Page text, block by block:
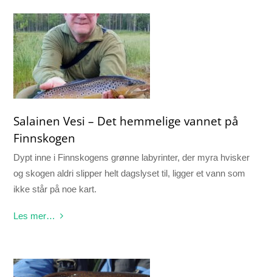
Salainen Vesi – Det hemmelige vannet på
Finnskogen
Dypt inne i Finnskogens grønne labyrinter, der myra hvisker
og skogen aldri slipper helt dagslyset til, ligger et vann som
ikke står på noe kart.
Les mer…